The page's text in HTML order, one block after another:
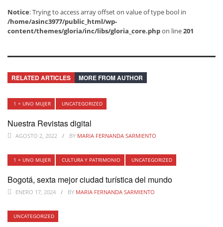
Notice: Trying to access array offset on value of type bool in
/home/asinc3977/public_html/wp-
content/themes/gloria/inc/libs/gloria_core.phpon line201
RELATED ARTICLES MORE FROM AUTHOR
1 + UNO MUJER UNCATEGORIZED
Nuestra Revistas digital
AGOSTO 2, 2022 BY MARIA FERNANDA SARMIENTO
1 + UNO MUJER CULTURA Y PATRIMONIO UNCATEGORIZED
Bogotá, sexta mejor ciudad turística del mundo
ENERO 17, 2024 BY MARIA FERNANDA SARMIENTO
UNCATEGORIZED